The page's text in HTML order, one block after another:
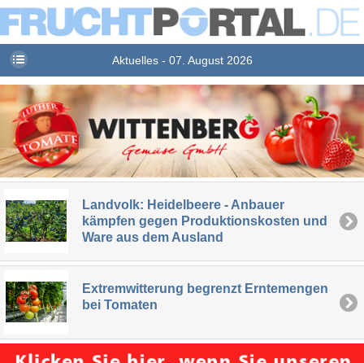
Aktuelles - 07. August 2026
Landvolk: Heidelbeere - Anbauer
kämpfen gegen Produktionskosten und
Ware aus dem Ausland
Extremwitterung begrenzt Erntemengen
bei Tomaten